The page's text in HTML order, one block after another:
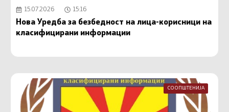
15.07.2026 15:16
Нова Уредба за безбедност на лица-корисници на
класифицирани информации
СООПШТЕНИЈА